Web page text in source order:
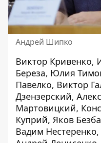
Андрей Шипко
Виктор Кривенко,
Береза, Юлия
Павелко, Виктор
Дзензерский,
Мартовицкий,
Куприй, Яков
Вадим